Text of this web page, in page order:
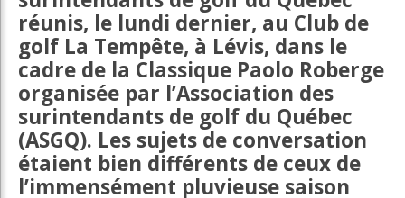
réunis, le lundi dernier, au Club de
golf La Tempête, à Lévis, dans le
cadre de la Classique Paolo Roberge
organisée par l’Association des
surintendants de golf du Québec
(ASGQ). Les sujets de conversation
étaient bien différents de ceux de
l’immensément pluvieuse saison